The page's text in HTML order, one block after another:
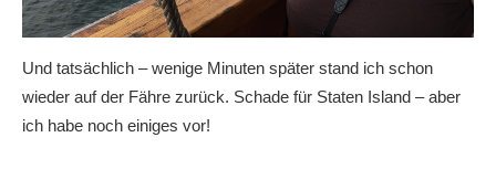
Und tatsächlich – wenige Minuten später stand ich schon
wieder auf der Fähre zurück. Schade für Staten Island – aber
ich habe noch einiges vor!